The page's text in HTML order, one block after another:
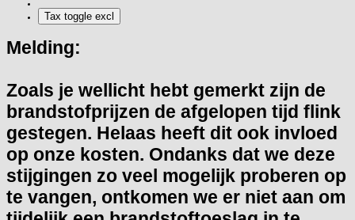
Melding:
Zoals je wellicht hebt gemerkt zijn de
brandstofprijzen de afgelopen tijd flink
gestegen. Helaas heeft dit ook invloed
op onze kosten. Ondanks dat we deze
stijgingen zo veel mogelijk proberen op
te vangen, ontkomen we er niet aan om